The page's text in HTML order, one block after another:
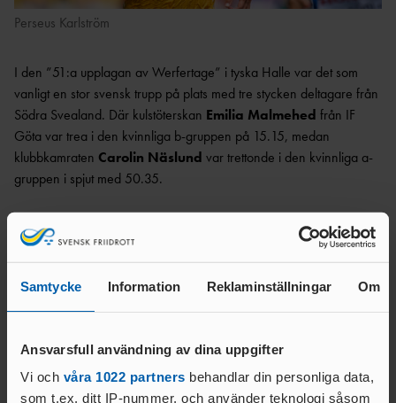
Samtycke Information Reklaminställningar Om
Ansvarsfull användning av dina uppgifter
Vi och våra 1022 partners behandlar din personliga data,
som t.ex. ditt IP-nummer, och använder teknologi såsom
Perseus Karlström
I den ”51:a upplagan av Werfertage” i tyska Halle var det som
vanligt en stor svensk trupp på plats med tre stycken deltagare från
Södra Svealand. Där kulstöterskan Emilia Malmehed från IF
Göta var trea i den kvinnliga b-gruppen på 15.15, medan
klubbkamraten Carolin Näslund var trettonde i den kvinnliga a-
gruppen i spjut med 50.35.